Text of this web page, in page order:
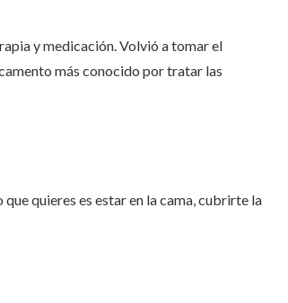
y medicación. Volvió a tomar el
más conocido por tratar las
que quieres es estar en la cama, cubrirte la